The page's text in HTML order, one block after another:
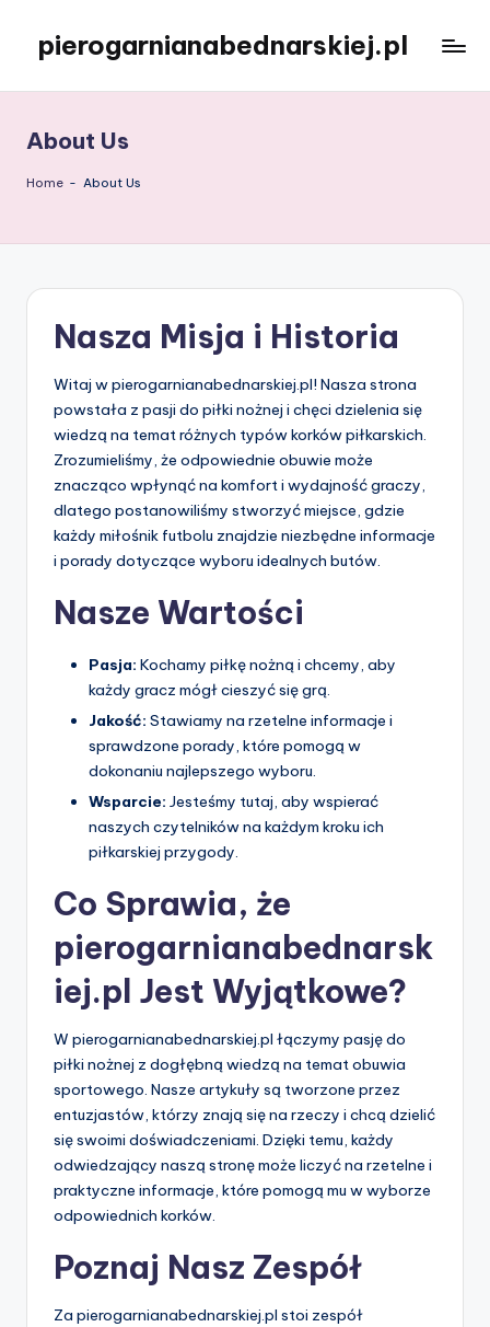
content
pierogarnianabednarskiej.pl
About Us
Home - About Us
Nasza Misja i Historia
Witaj w pierogarnianabednarskiej.pl! Nasza strona
powstała z pasji do piłki nożnej i chęci dzielenia się
wiedzą na temat różnych typów korków piłkarskich.
Zrozumieliśmy, że odpowiednie obuwie może
znacząco wpłynąć na komfort i wydajność graczy,
dlatego postanowiliśmy stworzyć miejsce, gdzie
każdy miłośnik futbolu znajdzie niezbędne informacje
i porady dotyczące wyboru idealnych butów.
Nasze Wartości
Pasja: Kochamy piłkę nożną i chcemy, aby
każdy gracz mógł cieszyć się grą.
Jakość: Stawiamy na rzetelne informacje i
sprawdzone porady, które pomogą w
dokonaniu najlepszego wyboru.
Wsparcie: Jesteśmy tutaj, aby wspierać
naszych czytelników na każdym kroku ich
piłkarskiej przygody.
Co Sprawia, że
pierogarnianabednarsk
iej.pl Jest Wyjątkowe?
W pierogarnianabednarskiej.pl łączymy pasję do
piłki nożnej z dogłębną wiedzą na temat obuwia
sportowego. Nasze artykuły są tworzone przez
entuzjastów, którzy znają się na rzeczy i chcą dzielić
się swoimi doświadczeniami. Dzięki temu, każdy
odwiedzający naszą stronę może liczyć na rzetelne i
praktyczne informacje, które pomogą mu w wyborze
odpowiednich korków.
Poznaj Nasz Zespół
Za pierogarnianabednarskiej.pl stoi zespół